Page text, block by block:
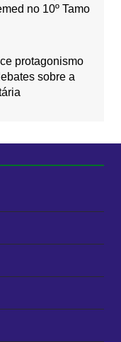
no 10º Tamo
protagonismo
sobre a